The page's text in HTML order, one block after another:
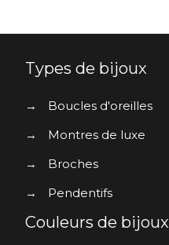
Types de bijoux
→
Boucles d'oreilles
→
Montres de luxe
→
Broches
→
Pendentifs
Couleurs de bijoux